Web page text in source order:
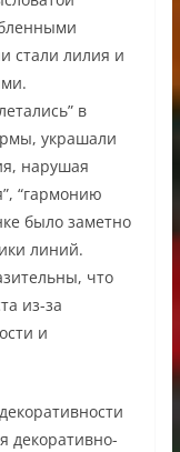
стали лилия и
в
украшали
нарушая
“гармонию
было заметно
линий.
что
из-за
и
декоративно-